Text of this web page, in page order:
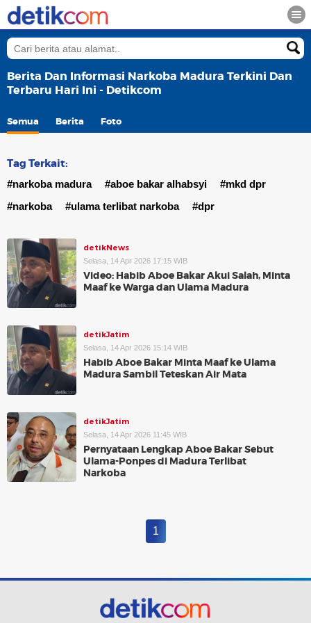
Berita Dan Informasi Narkoba Madura Terkini Dan
Terbaru Hari Ini - Detikcom
Semua Berita Foto
Tag Terkait:
#narkoba madura #aboe bakar alhabsyi
#mkd dpr
#narkoba
#ulama terlibat narkoba #dpr
detikNews
Selasa, 14 Apr 2026 17:15 WIB
Video: Habib Aboe Bakar Akui Salah, Minta
Maaf ke Warga dan Ulama Madura
detikJatim
Selasa, 14 Apr 2026 15:14 WIB
Habib Aboe Bakar Minta Maaf ke Ulama
Madura Sambil Teteskan Air Mata
detikJatim
Selasa, 14 Apr 2026 11:45 WIB
Pernyataan Lengkap Aboe Bakar Sebut
Ulama-Ponpes di Madura Terlibat
Narkoba
1